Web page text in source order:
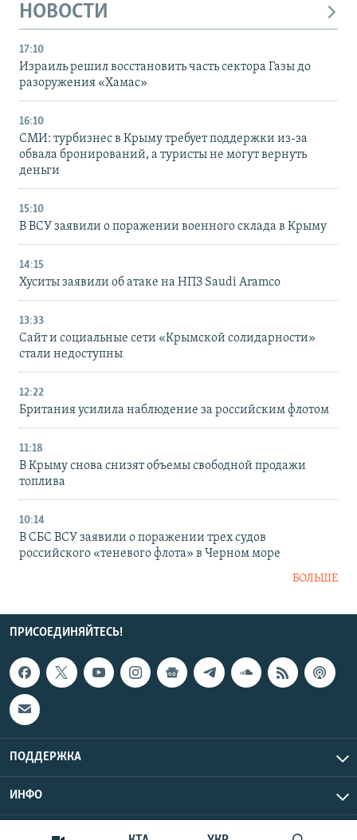
НОВОСТИ
17:10
Израиль решил восстановить часть сектора Газы до
разоружения «Хамас»
16:10
СМИ: турбизнес в Крыму требует поддержки из-за
обвала бронирований, а туристы не могут вернуть
деньги
15:10
В ВСУ заявили о поражении военного склада в Крыму
14:15
Хуситы заявили об атаке на НПЗ Saudi Aramco
13:33
Сайт и социальные сети «Крымской солидарности»
стали недоступны
12:22
Британия усилила наблюдение за российским флотом
11:18
В Крыму снова снизят объемы свободной продажи
топлива
10:14
В СБС ВСУ заявили о поражении трех судов
российского «теневого флота» в Черном море
БОЛЬШЕ
ПРИСОЕДИНЯЙТЕСЬ!
ПОДДЕРЖКА
ИНФО
Copyright Крым.Реалии, 2026 | Все права защищены.
UTC+3